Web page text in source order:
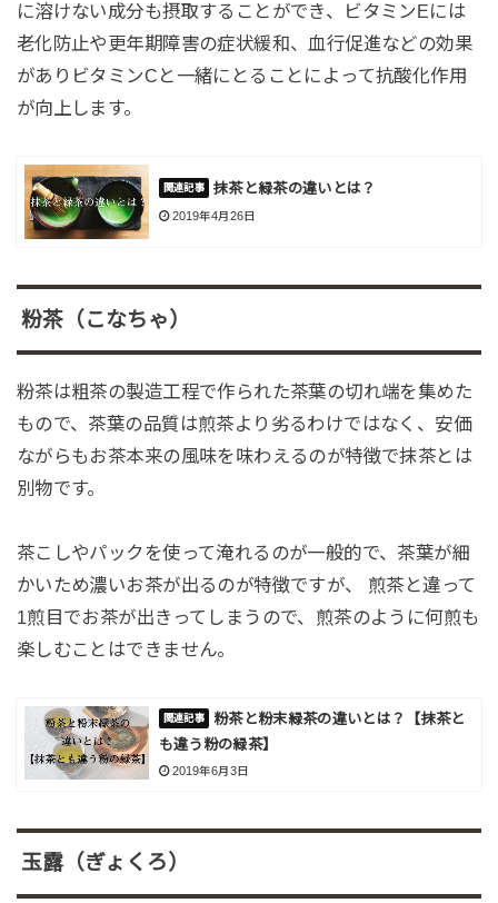
に溶けない成分も摂取することができ、ビタミンEには
老化防止や更年期障害の症状緩和、血行促進などの効果
がありビタミンCと一緒にとることによって抗酸化作用
が向上します。
抹茶と緑茶の違いとは？
2019年4月26日
粉茶（こなちゃ）
粉茶は粗茶の製造工程で作られた茶葉の切れ端を集めた
もので、茶葉の品質は煎茶より劣るわけではなく、安価
ながらもお茶本来の風味を味わえるのが特徴で抹茶とは
別物です。
茶こしやパックを使って淹れるのが一般的で、茶葉が細
かいため濃いお茶が出るのが特徴ですが、 煎茶と違って
1煎目でお茶が出きってしまうので、煎茶のように何煎も
楽しむことはできません。
粉茶と粉末緑茶の違いとは？【抹茶と
も違う粉の緑茶】
2019年6月3日
玉露（ぎょくろ）